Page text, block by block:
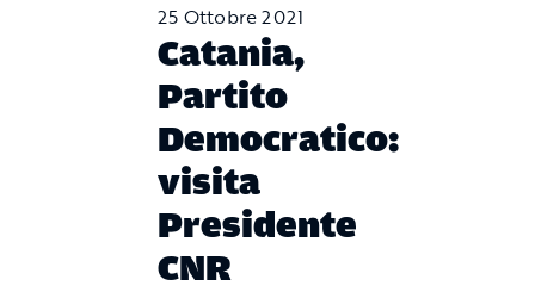
25 Ottobre 2021
Catania,
Partito
Democratico:
visita
Presidente
CNR